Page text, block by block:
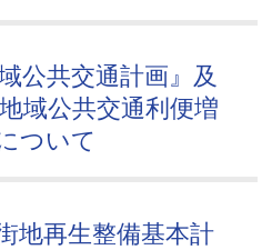
公共交通計画』及
域公共交通利便増
ついて
地再生整備基本計